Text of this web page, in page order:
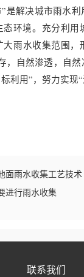
是解决城市雨水利
环境。充分利用
雨水收集范围，
，自然渗透，自然
利用”，努力实现“
面雨水收集工艺技术
进行雨水收集
联系我们